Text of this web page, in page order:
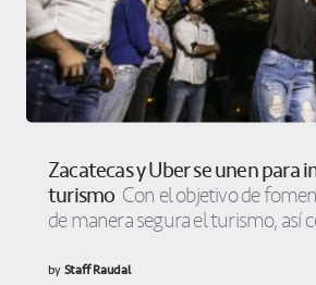
Zacatecas y Uber se unen para
turismo Con el objetivo de
de manera segura el turismo, así
byStaff Raudal